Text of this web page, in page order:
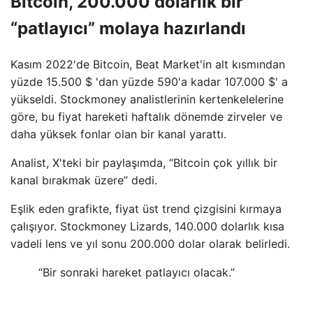
“patlayıcı” molaya hazırlandı
Kasım 2022'de Bitcoin, Beat Market'in alt kısmından
yüzde 15.500 $ 'dan yüzde 590'a kadar 107.000 $' a
yükseldi. Stockmoney analistlerinin kertenkelelerine
göre, bu fiyat hareketi haftalık dönemde zirveler ve
daha yüksek fonlar olan bir kanal yarattı.
Analist, X'teki bir paylaşımda, “Bitcoin çok yıllık bir
kanal bırakmak üzere” dedi.
Eşlik eden grafikte, fiyat üst trend çizgisini kırmaya
çalışıyor. Stockmoney Lizards, 140.000 dolarlık kısa
vadeli lens ve yıl sonu 200.000 dolar olarak belirledi.
“Bir sonraki hareket patlayıcı olacak.”